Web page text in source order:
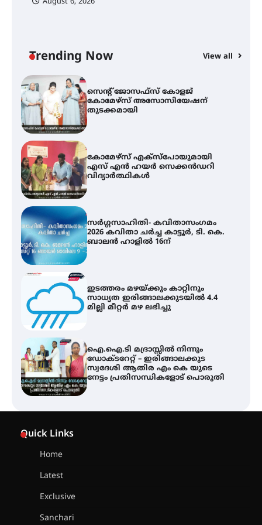
August 6, 2026
Trending Now View all
കോമേഴ്സ് എക്സ്പോയുമായി
എസ് എൻ ഹയർ സെക്കൻഡറി
വിദ്യാർത്ഥികൾ
സർഗ്ഗസാഹിതി- കവിതാസംഗമം
2026 കവിതാ ചർച്ച കാട്ടൂർ, ടി. കെ.
ബാലൻ ഹാളിൽ 16ന്
ഇടത്തരം മഴയ്ക്കും കാറ്റിനും
സാധ്യത ഇരിങ്ങാലക്കുടയിൽ 4.4
മില്ലി മീറ്റർ മഴ ലഭിച്ചു
ഐ.ഐ.ടി മദ്രാസ്സിൽ നിന്നും
ഡോക്ടറേറ്റ് – ഇരിങ്ങാലക്കുട
സ്വദേശി ആതിര എം കെ യുടെ
നേട്ടം പ്രതിസന്ധികളോട് പൊരുതി
ട്യുണീഷ്യൻ ചിത്രം ” ദി വോയിസ്
ഓഫ് ഹിന്ദ് റജബ് ” ഇരിങ്ങാലക്കുട
ഫിലിം സൊസൈറ്റി ആഗസ്റ്റ് 7
വെള്ളിയാഴ്ച സ്‌ക്രീൻ ചെയ്യുന്നു
Quick Links
Home
Latest
Exclusive
Sanchari